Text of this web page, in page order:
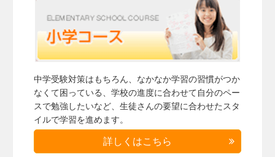
中学受験対策はもちろん、なかなか学習の習慣がつか
なくて困っている、学校の進度に合わせて自分のペー
スで勉強したいなど、生徒さんの要望に合わせたスタ
イルで学習を進めます。
詳しくはこちら